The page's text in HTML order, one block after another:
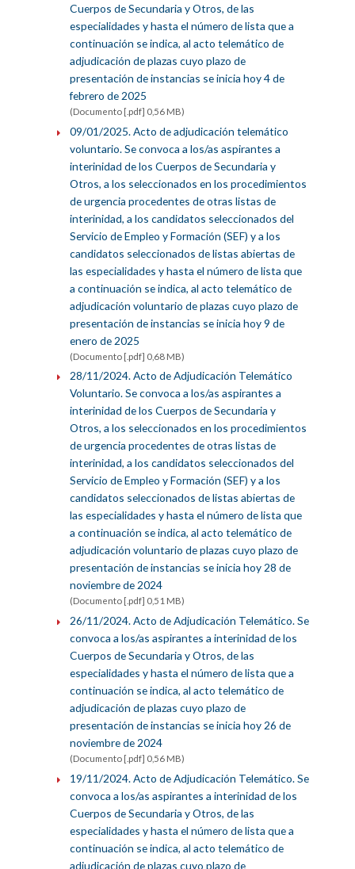
Cuerpos de Secundaria y Otros, de las
especialidades y hasta el número de lista que a
continuación se indica, al acto telemático de
adjudicación de plazas cuyo plazo de
presentación de instancias se inicia hoy 4 de
febrero de 2025
(Documento [.pdf] 0,56 MB)
09/01/2025. Acto de adjudicación telemático
voluntario. Se convoca a los/as aspirantes a
interinidad de los Cuerpos de Secundaria y
Otros, a los seleccionados en los procedimientos
de urgencia procedentes de otras listas de
interinidad, a los candidatos seleccionados del
Servicio de Empleo y Formación (SEF) y a los
candidatos seleccionados de listas abiertas de
las especialidades y hasta el número de lista que
a continuación se indica, al acto telemático de
adjudicación voluntario de plazas cuyo plazo de
presentación de instancias se inicia hoy 9 de
enero de 2025
(Documento [.pdf] 0,68 MB)
28/11/2024. Acto de Adjudicación Telemático
Voluntario. Se convoca a los/as aspirantes a
interinidad de los Cuerpos de Secundaria y
Otros, a los seleccionados en los procedimientos
de urgencia procedentes de otras listas de
interinidad, a los candidatos seleccionados del
Servicio de Empleo y Formación (SEF) y a los
candidatos seleccionados de listas abiertas de
las especialidades y hasta el número de lista que
a continuación se indica, al acto telemático de
adjudicación voluntario de plazas cuyo plazo de
presentación de instancias se inicia hoy 28 de
noviembre de 2024
(Documento [.pdf] 0,51 MB)
26/11/2024. Acto de Adjudicación Telemático. Se
convoca a los/as aspirantes a interinidad de los
Cuerpos de Secundaria y Otros, de las
especialidades y hasta el número de lista que a
continuación se indica, al acto telemático de
adjudicación de plazas cuyo plazo de
presentación de instancias se inicia hoy 26 de
noviembre de 2024
(Documento [.pdf] 0,56 MB)
19/11/2024. Acto de Adjudicación Telemático. Se
convoca a los/as aspirantes a interinidad de los
Cuerpos de Secundaria y Otros, de las
especialidades y hasta el número de lista que a
continuación se indica, al acto telemático de
adjudicación de plazas cuyo plazo de